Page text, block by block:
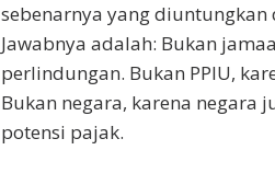
sebenarnya yang
Jawabnya adalah: Bukan
perlindungan. Bukan PPIU,
Bukan negara, karena negara
potensi pajak.